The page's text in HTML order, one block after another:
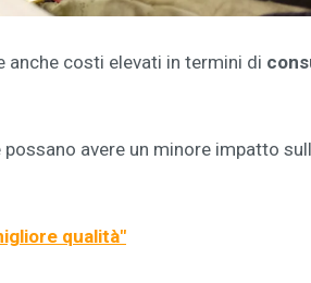
costi elevati in termini di
possano avere un minore impatto
qualità"